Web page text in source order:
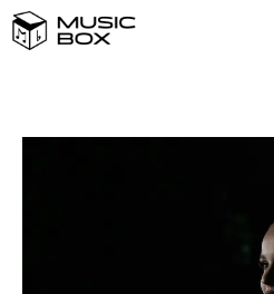
STRANA GLAZBA